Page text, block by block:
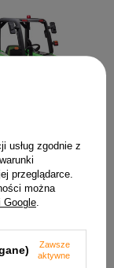
usług zgodnie z
przeglądarce.
można
Google
Zawsze
aktywne